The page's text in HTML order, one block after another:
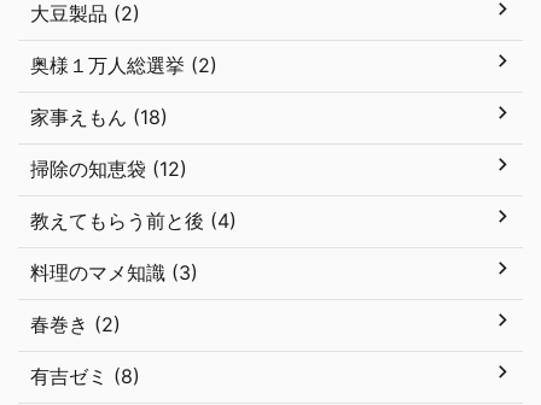
大豆製品 (2)
奥様１万人総選挙 (2)
家事えもん (18)
掃除の知恵袋 (12)
教えてもらう前と後 (4)
料理のマメ知識 (3)
春巻き (2)
有吉ゼミ (8)